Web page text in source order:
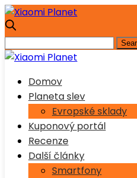
Domov
Planeta slev
Evropské sklady
Kuponový portál
Recenze
Další články
Smartfony